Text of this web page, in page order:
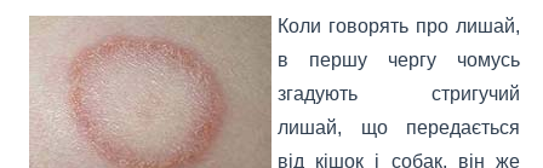
Коли говорять про лишай,
в першу чергу чомусь
згадують стригучий
лишай, що передається
від кішок і собак, він же